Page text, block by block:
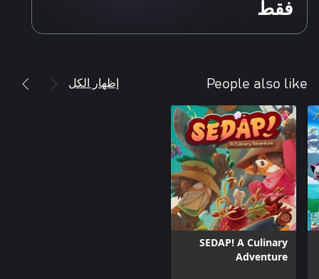
فقط
People also like إظهار الكل
SEDAP! A Culinary
Adventure